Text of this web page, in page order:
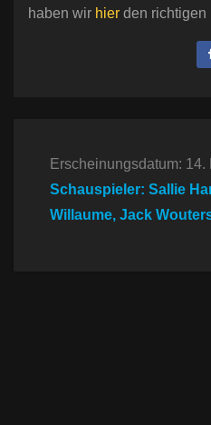
haben wir hier den richtigen
Erscheinungsdatum: 14.
Schauspieler: Sallie
Willaume, Jack